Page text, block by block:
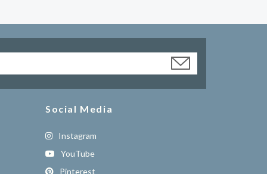
Social Media
Instagram
YouTube
Pinterest